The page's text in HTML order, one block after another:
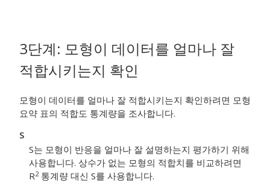
3단계: 모형이 데이터를 얼마나 잘
적합시키는지 확인
모형이 데이터를 얼마나 잘 적합시키는지 확인하려면 모형
요약 표의 적합도 통계량을 조사합니다.
S
S는 모형이 반응을 얼마나 잘 설명하는지 평가하기 위해
사용합니다. 상수가 없는 모형의 적합치를 비교하려면
R2통계량 대신 S를 사용합니다.